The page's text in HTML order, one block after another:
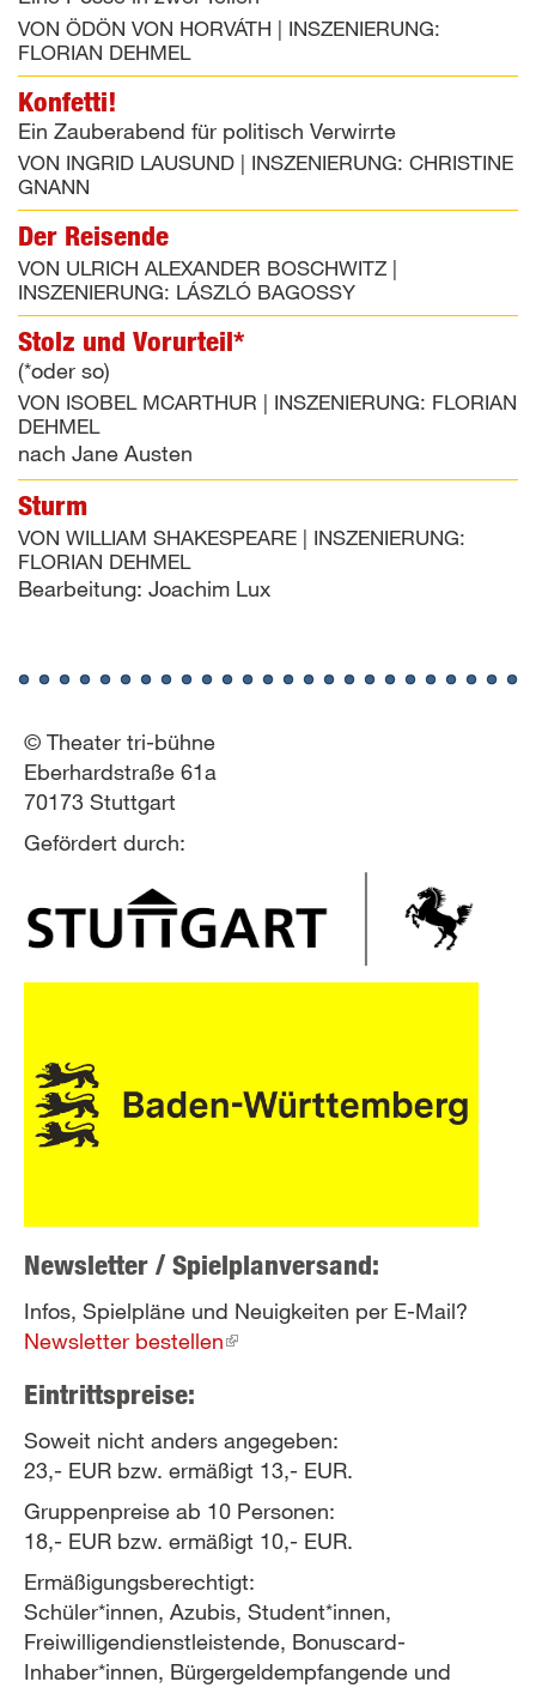
VON ÖDÖN VON HORVÁTH | INSZENIERUNG:
FLORIAN DEHMEL
Konfetti!
Ein Zauberabend für politisch Verwirrte
VON INGRID LAUSUND | INSZENIERUNG: CHRISTINE
GNANN
Der Reisende
VON ULRICH ALEXANDER BOSCHWITZ |
INSZENIERUNG: LÁSZLÓ BAGOSSY
Stolz und Vorurteil*
(*oder so)
VON ISOBEL MCARTHUR | INSZENIERUNG: FLORIAN
DEHMEL
nach Jane Austen
Sturm
VON WILLIAM SHAKESPEARE | INSZENIERUNG:
FLORIAN DEHMEL
Bearbeitung: Joachim Lux
© Theater tri-bühne
Eberhardstraße 61a
70173 Stuttgart
Gefördert durch:
Newsletter / Spielplanversand:
Infos, Spielpläne und Neuigkeiten per E-Mail?
Newsletter bestellen(link
Eintrittspreise:
Soweit nicht anders angegeben:
23,- EUR bzw. ermäßigt 13,- EUR.
Gruppenpreise ab 10 Personen:
18,- EUR bzw. ermäßigt 10,- EUR.
Ermäßigungsberechtigt:
Schüler*innen, Azubis, Student*innen,
Freiwilligendienstleistende, Bonuscard-
Inhaber*innen, Bürgergeldempfangende und